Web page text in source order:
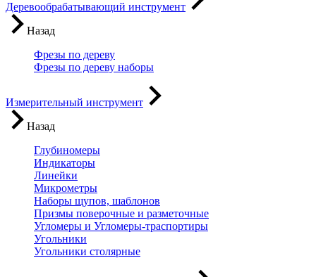
Деревообрабатывающий инструмент
Назад
Фрезы по дереву
Фрезы по дереву наборы
Измерительный инструмент
Назад
Глубиномеры
Индикаторы
Линейки
Микрометры
Наборы щупов, шаблонов
Призмы поверочные и разметочные
Угломеры и Угломеры-траспортиры
Угольники
Угольники столярные